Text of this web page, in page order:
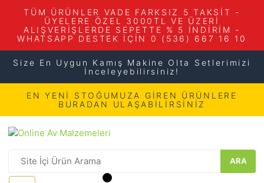
TÜM ÜRÜNLER VADE FARKSIZ 5 TAKSİT -
ÜYELERE ÖZEL 3000TL VE ÜZERİ
ALIŞVERİŞLERDE SEPETTE % 5 İNDİRİM -
WHATSAPP DESTEK İÇİN 0 (536) 667 16 10
Size En Uygun Kamış Makine Olta Setlerimizi
İnceleyebilirsiniz!
EN YENİ STOĞUMUZA GİREN ÜRÜNLERE
BURADAN ULAŞABİLİRSİNİZ
ARA